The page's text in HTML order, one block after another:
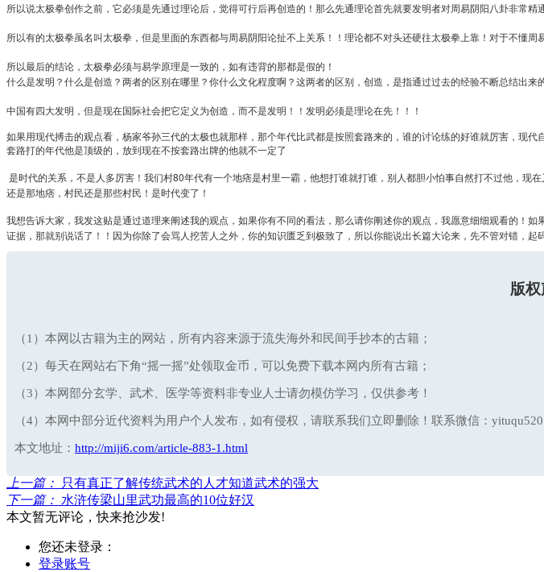
所以说太极拳创作之前，它必须是先通过理论后，觉得可行后再创造的！那么先通理论首先就要发明者对周易阴阳八卦非常
所以有的太极拳虽名叫太极拳，但是里面的东西都与周易阴阳论扯不上关系！！理论都不对头还硬往太极拳上靠！对于不懂
所以最后的结论，太极拳必须与易学原理是一致的，如有违背的那都是假的！
什么是发明？什么是创造？两者的区别在哪里？你什么文化程度啊？这两者的区别，创造，是指通过过去的经验不断总结出
中国有四大发明，但是现在国际社会把它定义为创造，而不是发明！！发明必须是理论在先！！！
如果用现代搏击的观点看，杨家爷孙三代的太极也就那样，那个年代比武都是按照套路来的，谁的讨论练的好谁就厉害，现
套路打的年代他是顶级的，放到现在不按套路出牌的他就不一定了
是时代的关系，不是人多厉害！我们村80年代有一个地痞是村里一霸，他想打谁就打谁，别人都胆小怕事自然打不过他，
还是那地痞，村民还是那些村民！是时代变了！
我想告诉大家，我发这贴是通过道理来阐述我的观点，如果你有不同的看法，那么请你阐述你的观点，我愿意细细观看的！
证据，那就别说话了！！因为你除了会骂人挖苦人之外，你的知识匮乏到极致了，所以你能说出长篇大论来，先不管对错，
版权
（1）本网以古籍为主的网站，所有内容来源于流失海外和民间手抄本的古籍；
（2）每天在网站右下角“摇一摇”处领取金币，可以免费下载本网内所有古籍；
（3）本网部分玄学、武术、医学等资料非专业人士请勿模仿学习，仅供参考！
（4）本网中部分近代资料为用户个人发布，如有侵权，请联系我们立即删除！联系微信：yituqu520
本文地址： http://miji6.com/article-883-1.html
上一篇：
只有真正了解传统武术的人才知道武术的强大
下一篇： 水浒传梁山里武功最高的10位好汉
本文暂无评论，快来抢沙发!
您还未登录：
登录账号